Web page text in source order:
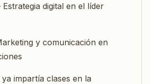
digital en el líder
y comunicación en
impartía clases en la